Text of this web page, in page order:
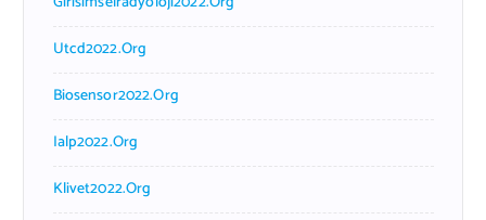
Utcd2022.org
Biosensor2022.org
Ialp2022.org
Klivet2022.org